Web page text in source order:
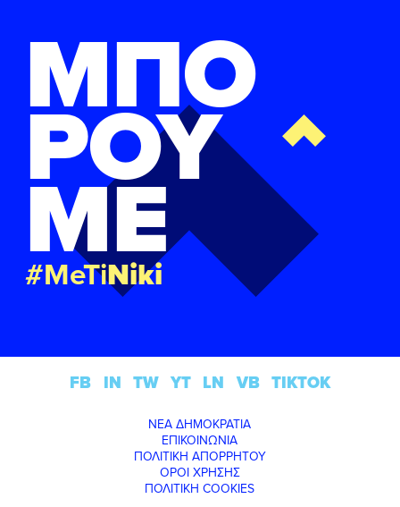
ΜΠΟ
ΡΟΥ
ΜΕ
#MeTiNiki
ΝΕΑ ΔΗΜΟΚΡΑΤΙΑ
ΕΠΙΚΟΙΝΩΝΙΑ
ΠΟΛΙΤΙΚΗ ΑΠΟΡΡΗΤΟΥ
ΟΡΟΙ ΧΡΗΣΗΣ
ΠΟΛΙΤΙΚΗ COOKIES
FB IN TW YT LN VB TIKTOK